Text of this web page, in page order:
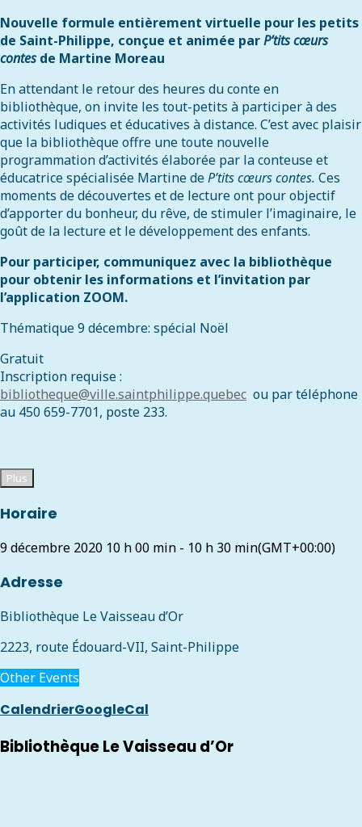
Nouvelle formule entièrement virtuelle pour les petits
de Saint-Philippe, conçue et animée parP’tits cœurs
contesde Martine Moreau
En attendant le retour des heures du conte en
bibliothèque, on invite les tout-petits à participer à des
activités ludiques et éducatives à distance. C’est avec plaisir
que la bibliothèque offre une toute nouvelle
programmation d’activités élaborée par la conteuse et
éducatrice spécialisée Martine deP’tits cœurs contes. Ces
moments de découvertes et de lecture ont pour objectif
d’apporter du bonheur, du rêve, de stimuler l’imaginaire, le
goût de la lecture et le développement des enfants.
Pour participer, communiquez avec la bibliothèque
pour obtenir les informations et l’invitation par
l’application ZOOM.
Thématique 9 décembre: spécial Noël
Gratuit
Inscription requise :
bibliotheque@ville.saintphilippe.quebec ou par téléphone
au 450 659-7701, poste 233.
Plus
Horaire
9 décembre 2020 10 h 00 min - 10 h 30 min(GMT+00:00)
Adresse
Bibliothèque Le Vaisseau d’Or
2223, route Édouard-VII, Saint-Philippe
Other Events
CalendrierGoogleCal
Bibliothèque Le Vaisseau d’Or